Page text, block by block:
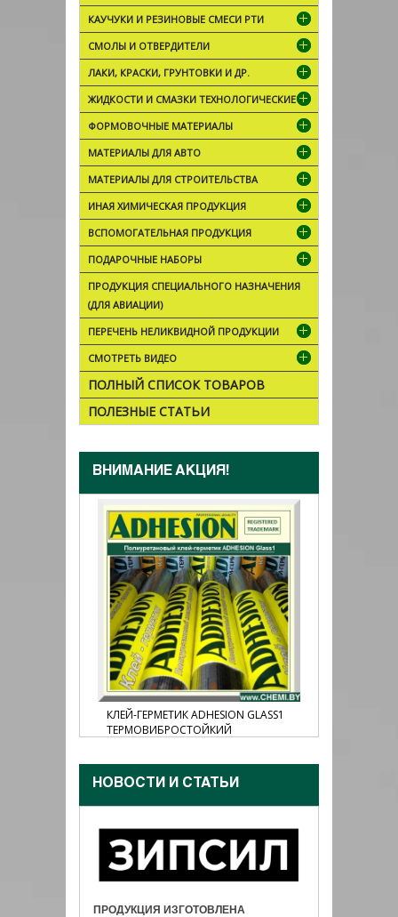
КАУЧУКИ И РЕЗИНОВЫЕ СМЕСИ РТИ
СМОЛЫ И ОТВЕРДИТЕЛИ
ЛАКИ, КРАСКИ, ГРУНТОВКИ И ДР.
ЖИДКОСТИ И СМАЗКИ ТЕХНОЛОГИЧЕСКИЕ
ФОРМОВОЧНЫЕ МАТЕРИАЛЫ
МАТЕРИАЛЫ ДЛЯ АВТО
МАТЕРИАЛЫ ДЛЯ СТРОИТЕЛЬСТВА
ИНАЯ ХИМИЧЕСКАЯ ПРОДУКЦИЯ
ВСПОМОГАТЕЛЬНАЯ ПРОДУКЦИЯ
ПОДАРОЧНЫЕ НАБОРЫ
ПРОДУКЦИЯ СПЕЦИАЛЬНОГО НАЗНАЧЕНИЯ
(ДЛЯ АВИАЦИИ)
ПЕРЕЧЕНЬ НЕЛИКВИДНОЙ ПРОДУКЦИИ
СМОТРЕТЬ ВИДЕО
ПОЛНЫЙ СПИСОК ТОВАРОВ
ПОЛЕЗНЫЕ СТАТЬИ
ВНИМАНИЕ АКЦИЯ!
КЛЕЙ-ГЕРМЕТИК ADHESION GLASS1
ТЕРМОВИБРОСТОЙКИЙ
НОВОСТИ И CТАТЬИ
ПРОДУКЦИЯ ИЗГОТОВЛЕНА